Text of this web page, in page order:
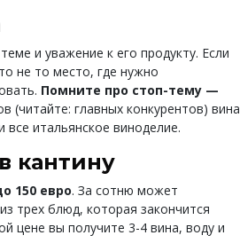
и уважение к его продукту. Если
не то место, где нужно
Помните про стоп-тему —
(читайте: главных конкурентов) вина
итальянское виноделие.
кантину
150 евро. За сотню может
трех блюд, которая закончится
цене вы получите 3-4 вина, воду и